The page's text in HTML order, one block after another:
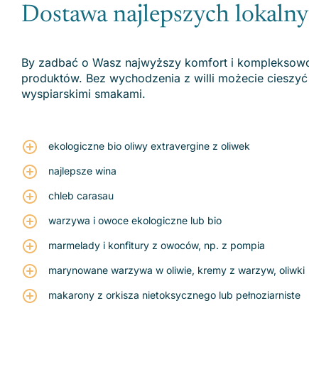
Dostawa najlepszych
By zadbać o Wasz najwyższy komfort i
produktów. Bez wychodzenia z willi możecie
wyspiarskimi smakami.
ekologiczne bio oliwy extravergine z oliwek
najlepsze wina
chleb carasau
warzywa i owoce ekologiczne lub bio
marmelady i konfitury z owoców, np. z pompia
marynowane warzywa w oliwie, kremy z warzyw, oliwki
makarony z orkisza nietoksycznego lub pełnoziarniste